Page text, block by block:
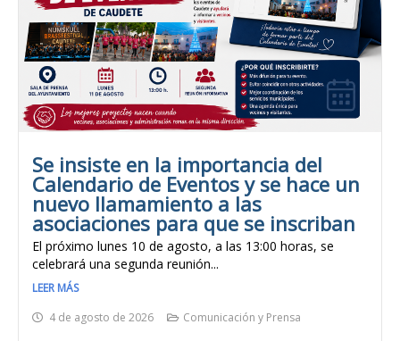
Se insiste en la importancia del
Calendario de Eventos y se hace un
nuevo llamamiento a las
asociaciones para que se inscriban
El próximo lunes 10 de agosto, a las 13:00 horas, se
celebrará una segunda reunión...
LEER MÁS
4 de agosto de 2026
Comunicación y Prensa